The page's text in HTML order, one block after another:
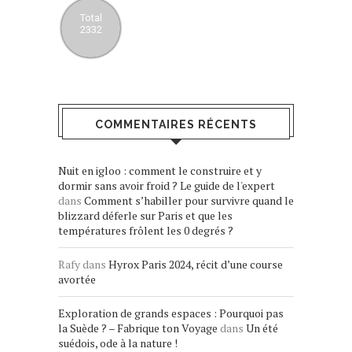
Total
2332
COMMENTAIRES RÉCENTS
Nuit en igloo : comment le construire et y
dormir sans avoir froid ? Le guide de l'expert
dans Comment s’habiller pour survivre quand le
blizzard déferle sur Paris et que les
températures frôlent les 0 degrés ?
Rafydans Hyrox Paris 2024, récit d’une course
avortée
Exploration de grands espaces : Pourquoi pas
la Suède ? – Fabrique ton Voyage dans Un été
suédois, ode à la nature !